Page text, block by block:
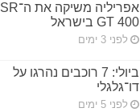
אפריליה משיקה את ה־SR
GT 400 בישראל
לפני 3 ימים
ביולי: 7 רוכבים נהרגו על
דו־גלגלי
לפני 5 ימים